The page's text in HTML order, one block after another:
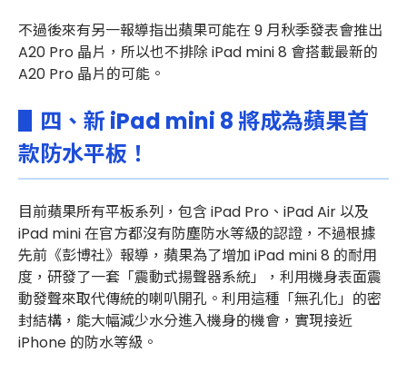
不過後來有另一報導指出蘋果可能在 9 月秋季發表會推出
A20 Pro 晶片，所以也不排除 iPad mini 8 會搭載最新的
A20 Pro 晶片的可能。
▋四、新 iPad mini 8 將成為蘋果首
款防水平板！
目前蘋果所有平板系列，包含 iPad Pro、iPad Air 以及
iPad mini 在官方都沒有防塵防水等級的認證，不過根據
先前《彭博社》報導，蘋果為了增加 iPad mini 8 的耐用
度，研發了一套「震動式揚聲器系統」，利用機身表面震
動發聲來取代傳統的喇叭開孔。利用這種「無孔化」的密
封結構，能大幅減少水分進入機身的機會，實現接近
iPhone 的防水等級。